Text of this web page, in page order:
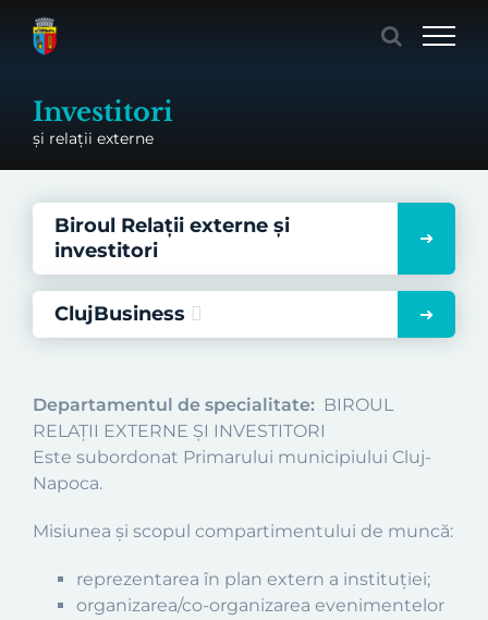
Investitori
și relații externe
Biroul Relații externe și
investitori
ClujBusiness
Departamentul de specialitate: BIROUL
RELAȚII EXTERNE ȘI INVESTITORI
Este subordonat Primarului municipiului Cluj-
Napoca.
Misiunea şi scopul compartimentului de muncă:
reprezentarea în plan extern a instituţiei;
organizarea/co-organizarea evenimentelor